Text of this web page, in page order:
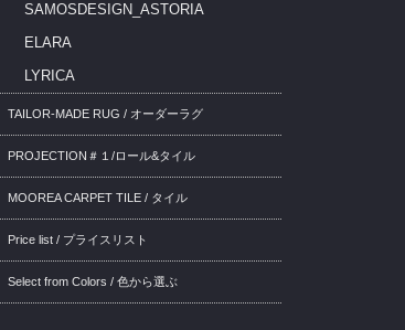
SAMOSDESIGN_ASTORIA
ELARA
LYRICA
TAILOR-MADE RUG / オーダーラグ
PROJECTION＃１/ロール&タイル
MOOREA CARPET TILE / タイル
Price list / プライスリスト
Select from Colors / 色から選ぶ